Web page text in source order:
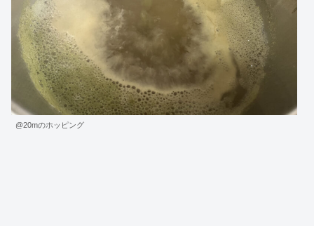
@20mのホッピング